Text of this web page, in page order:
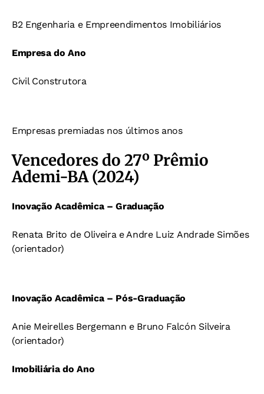
B2 Engenharia e Empreendimentos Imobiliários
Empresa do Ano
Civil Construtora
Empresas premiadas nos últimos anos
Vencedores do 27º Prêmio
Ademi-BA (2024)
Inovação Acadêmica – Graduação
Renata Brito de Oliveira e Andre Luiz Andrade Simões
(orientador)
Inovação Acadêmica – Pós-Graduação
Anie Meirelles Bergemann e Bruno Falcón Silveira
(orientador)
Imobiliária do Ano